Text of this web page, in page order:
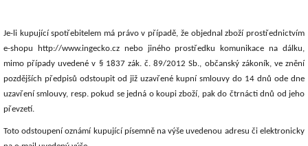
Je-li kupující spotřebitelem má právo v případě, že objednal zboží prostřednictvím
e-shopu
http://www.ingecko.cznebo jiného prostředku komunikace na dálku,
mimo případy uvedené v § 1837 zák. č. 89/2012 Sb., občanský zákoník, ve znění
pozdějších předpisů odstoupit od již uzavřené kupní smlouvy do 14 dnů ode dne
uzavření smlouvy, resp. pokud se jedná o koupi zboží, pak do čtrnácti dnů od jeho
převzetí.
Toto odstoupení oznámí kupující písemně navýše uvedenou adresu čielektronicky